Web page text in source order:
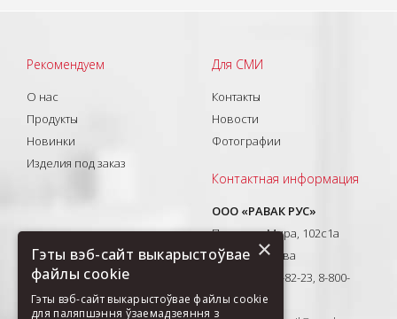
Рекомендуем
О нас
Продукты
Новинки
Изделия под заказ
Для СМИ
Контакты
Новости
Фотографии
Контактная информация
ООО «РАВАК РУС»
Проспект Мира, 102с1а
129626, Москва
T: +7(495) 710-82-23, 8-800-
333-41-51
×
Гэты вэб-сайт выкарыстоўвае
файлы cookie
Гэты вэб-сайт выкарыстоўвае файлы cookie
для паляпшэння ўзаемадзеяння з